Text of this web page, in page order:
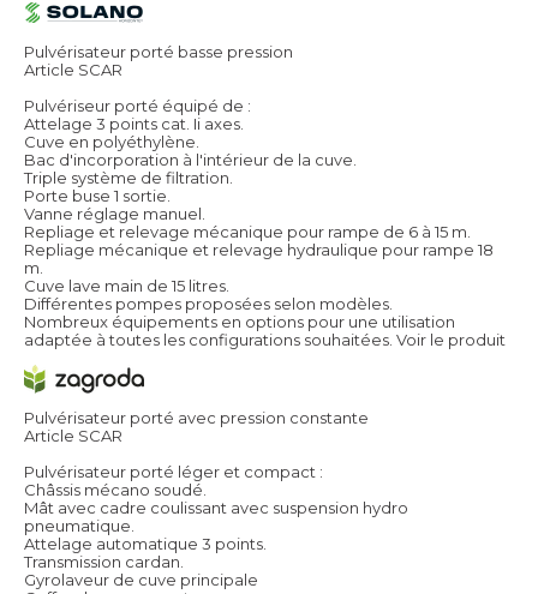
Pulvérisateur porté basse pression
Article SCAR
Pulvériseur porté équipé de :
Attelage 3 points cat. Ii axes.
Cuve en polyéthylène.
Bac d'incorporation à l'intérieur de la cuve.
Triple système de filtration.
Porte buse 1 sortie.
Vanne réglage manuel.
Repliage et relevage mécanique pour rampe de 6 à 15 m.
Repliage mécanique et relevage hydraulique pour rampe 18
m.
Cuve lave main de 15 litres.
Différentes pompes proposées selon modèles.
Nombreux équipements en options pour une utilisation
adaptée à toutes les configurations souhaitées. Voir le produit
Pulvérisateur porté avec pression constante
Article SCAR
Pulvérisateur porté léger et compact :
Châssis mécano soudé.
Mât avec cadre coulissant avec suspension hydro
pneumatique.
Attelage automatique 3 points.
Transmission cardan.
Gyrolaveur de cuve principale